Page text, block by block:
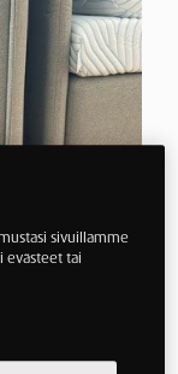
sivuillamme
evästeet tai